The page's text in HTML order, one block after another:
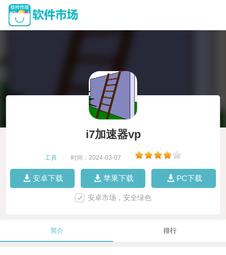
i7加速器vp
工具 时间：2024-03-07
安卓下载 苹果下载 PC下载
安卓市场，安全绿色
简介 排行